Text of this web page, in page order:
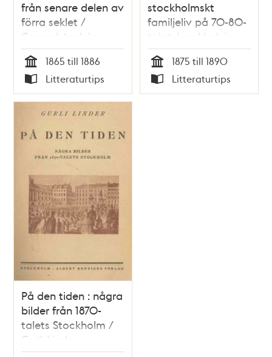
från senare delen av
förra seklet /
Conrad Andrén
Tid
1865 till 1886
Typ
Litteraturtips
stockholmskt
familjeliv på 70-80-
talet / av Hedvig
Svedenborg
Tid
1875 till 1890
Typ
Litteraturtips
På den tiden : några
bilder från 1870-
talets Stockholm /
Gurli Linder